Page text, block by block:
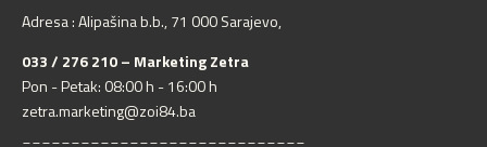
Adresa : Alipašina b.b., 71 000 Sarajevo,
033 / 276 210 – Marketing Zetra
Pon - Petak: 08:00 h - 16:00 h
zetra.marketing@zoi84.ba